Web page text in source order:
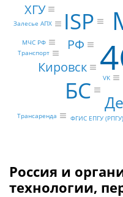
ISP
БС
РФ
Кировск
ХГУ
Трансаренда
VK
Залесье АПХ
МЧС РФ
ФГИС ЕПГУ (РПГУ)
Транспорт
Россия и
технологии,